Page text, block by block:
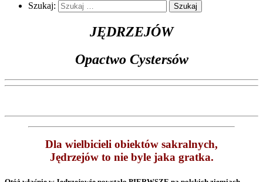
Szukaj:
JĘDRZEJÓW
Opactwo Cystersów
Dla wielbicieli obiektów sakralnych,
Jędrzejów to nie byle jaka gratka.